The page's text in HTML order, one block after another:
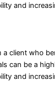
and
a client who
can be a
and